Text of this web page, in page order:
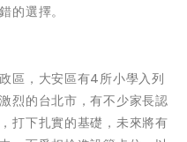
的選擇。
區，大安區有4所小學入列
烈的台北市，有不少家長認
打下扎實的基礎，未來將有